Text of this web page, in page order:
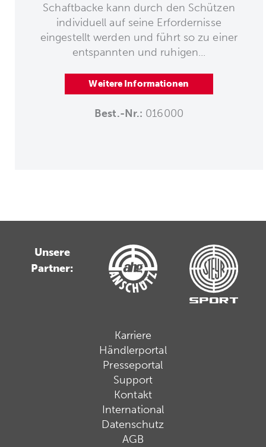
Schaftbacke kann durch den Schützen
individuell auf seine Erfordernisse
eingestellt werden und führt so zu einer
entspannten und ruhigen...
Weitere Informationen
Best.-Nr.: 016000
Unsere
Partner:
Karriere
Händlerportal
Presseportal
Support
Kontakt
International
Datenschutz
AGB